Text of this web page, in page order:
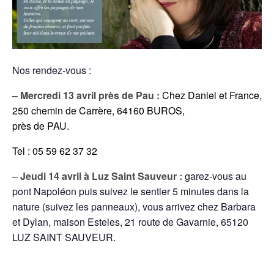
Nos rendez-vous :
– Mercredi 13 avril près de Pau : Chez Daniel et France,
250 chemin de Carrère, 64160 BUROS,
près de PAU.
Tel : 05 59 62 37 32
–Jeudi 14 avril à Luz Saint Sauveur : garez-vous au
pont Napoléon puis suivez le sentier 5 minutes dans la
nature (suivez les panneaux), vous arrivez chez Barbara
et Dylan, maison Esteles, 21 route de Gavarnie, 65120
LUZ SAINT SAUVEUR.